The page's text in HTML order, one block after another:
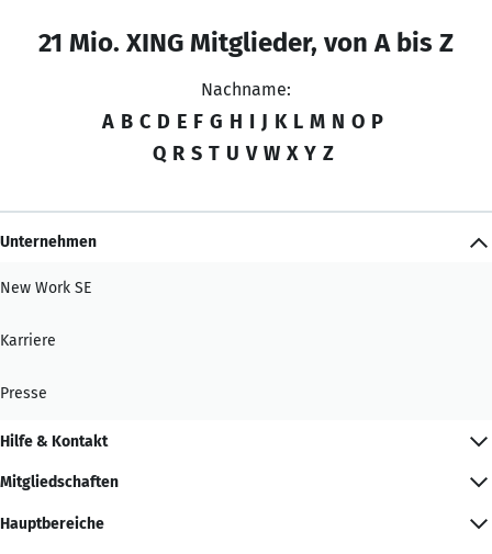
21 Mio. XING Mitglieder, von A bis Z
Nachname:
A B C D E F G H I J K L M N O P
Q R S T U V W X Y Z
Unternehmen
New Work SE
Karriere
Presse
Hilfe & Kontakt
Mitgliedschaften
Hauptbereiche